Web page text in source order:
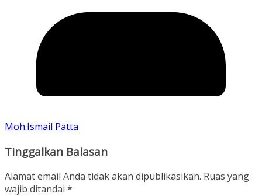
Moh.Ismail Patta
Tinggalkan Balasan
Alamat email Anda tidak akan dipublikasikan. Ruas yang
wajib ditandai *